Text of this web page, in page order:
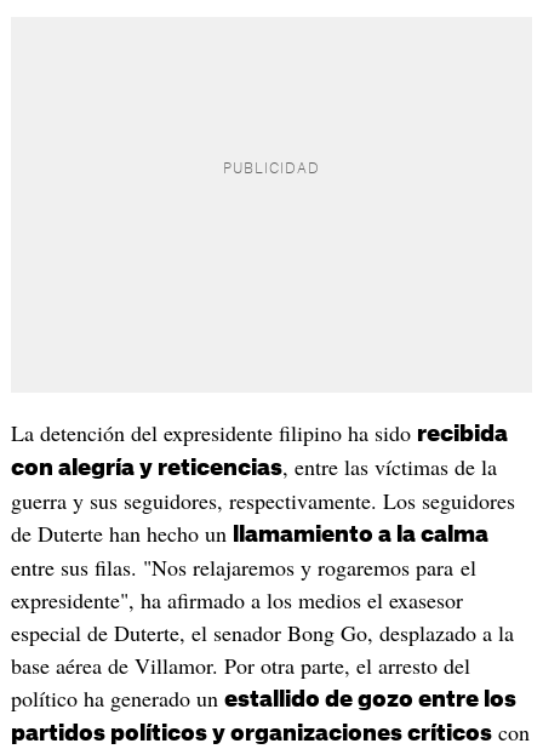
La detención del expresidente filipino ha sido recibida
con alegría y reticencias, entre las víctimas de la
guerra y sus seguidores, respectivamente. Los seguidores
de Duterte han hecho un
llamamiento a la calma
entre sus filas. "Nos relajaremos y rogaremos para el
expresidente", ha afirmado a los medios el exasesor
especial de Duterte, el senador Bong Go, desplazado a la
base aérea de Villamor. Por otra parte, el arresto del
político ha generado un estallido de gozo entre los
partidos políticos y organizaciones críticoscon